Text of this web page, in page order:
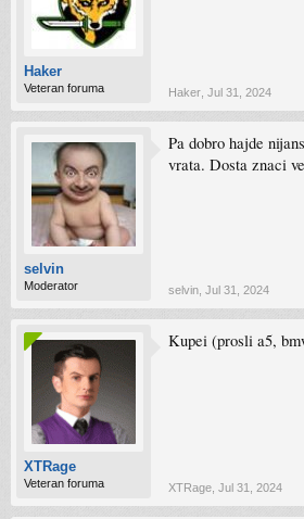
Haker
Veteran foruma Haker Jul 31, 2024
selvin
Moderator
Pa dobro hajde
vrata. Dosta znaci
selvin Jul 31, 2024
XTRage
Veteran foruma
Kupei (prosli a5,
XTRage Jul 31, 2024